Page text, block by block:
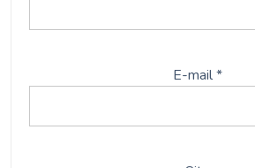
E-mail*